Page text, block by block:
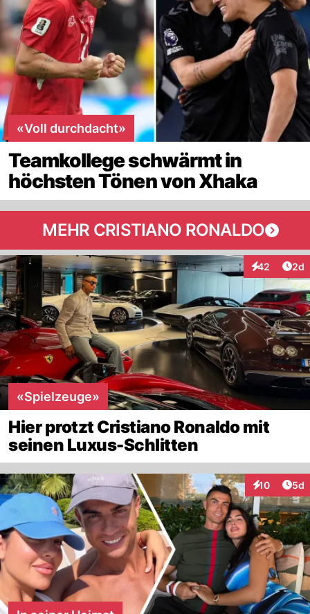
«Voll durchdacht»
Teamkollege schwärmt in
höchsten Tönen von Xhaka
MEHR CRISTIANO RONALDO
42
Interaktionen
2d
«Spielzeuge»
Hier protzt Cristiano Ronaldo mit
seinen Luxus-Schlitten
10
Interaktionen
5d